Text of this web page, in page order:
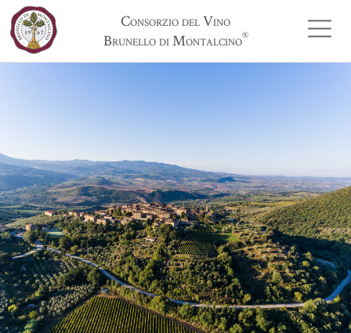
Consorzio del Vino
Brunello di Montalcino®